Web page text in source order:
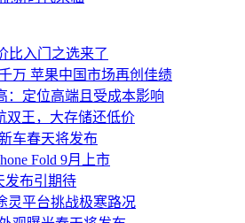
比入门之选来了
万 苹果中国市场再创佳绩
：定位高端且受成本影响
双王，大存储还低价
车春天将发布
Fold 9月上市
发布引期待
灵平台挑战极寒路况